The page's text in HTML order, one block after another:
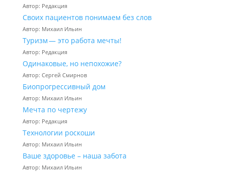
Автор: Редакция
Своих пациентов понимаем без слов
Автор: Михаил Ильин
Туризм — это работа мечты!
Автор: Редакция
Одинаковые, но непохожие?
Автор: Сергей Смирнов
Биопрогрессивный дом
Автор: Михаил Ильин
Мечта по чертежу
Автор: Редакция
Технологии роскоши
Автор: Михаил Ильин
Ваше здоровье – наша забота
Автор: Михаил Ильин